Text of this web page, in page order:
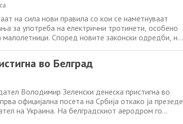
на сила нови правила со кои се наметнуваат
за употреба на електрични тротинети, особено
малолетници. Според новите законски одредби, на
во Белград
Володимир Зеленски денеска пристигна во
официјална посета на Србија откако ја презеде
на Украина. На белградскиот аеродром го